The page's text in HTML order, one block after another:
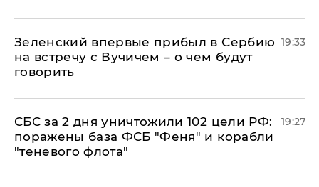
Зеленский впервые прибыл в Сербию
на встречу с Вучичем – о чем будут
говорить
19:33
СБС за 2 дня уничтожили 102 цели РФ:
поражены база ФСБ "Феня" и корабли
"теневого флота"
19:27